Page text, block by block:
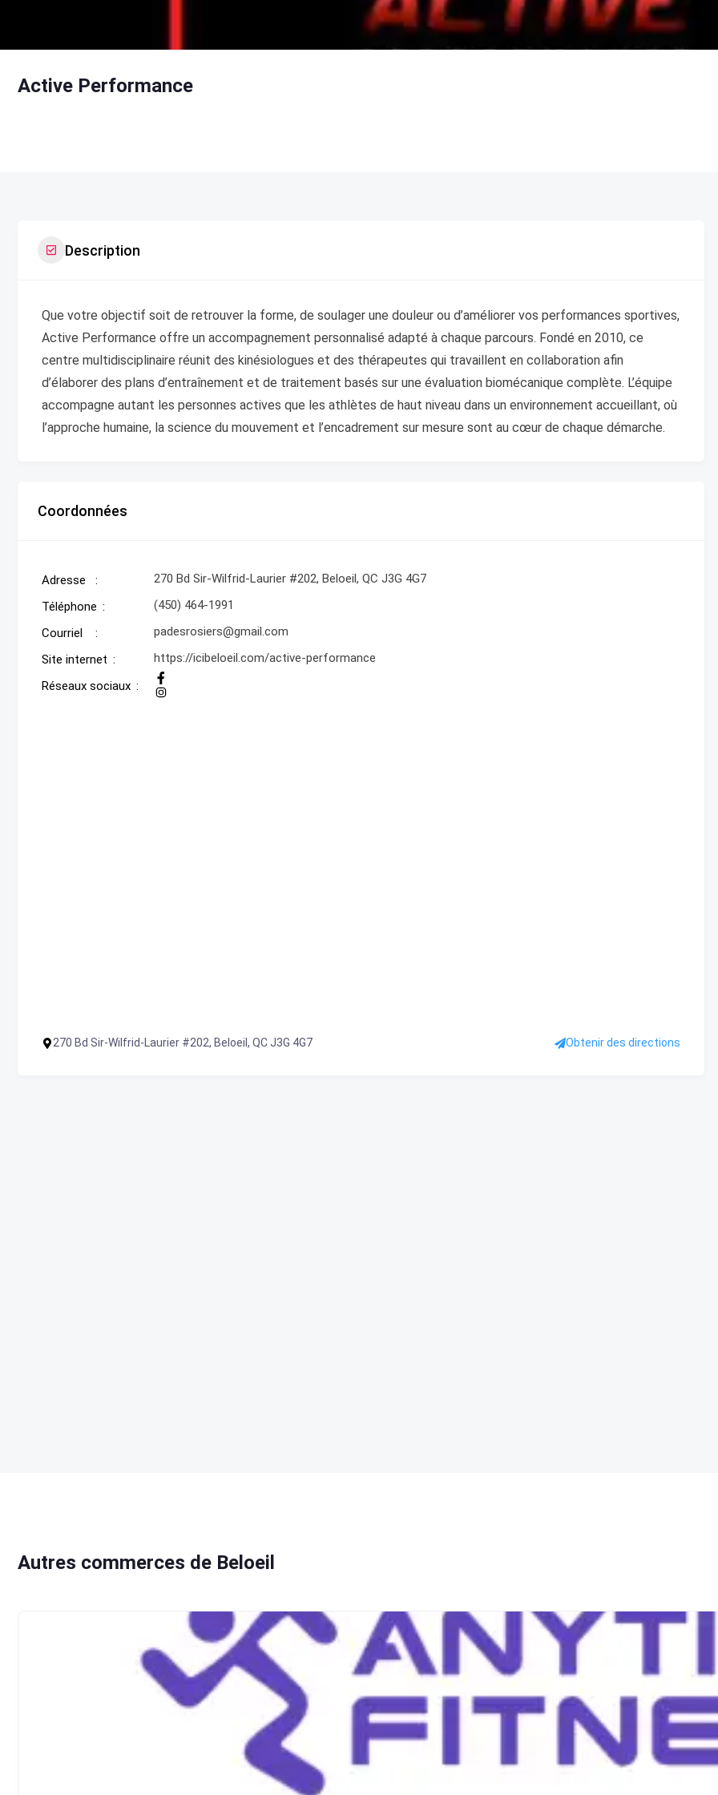
Active Performance
Description
Que votre objectif soit de retrouver la forme, de soulager une douleur ou d’améliorer vos performances sportives,
Active Performance offre un accompagnement personnalisé adapté à chaque parcours. Fondé en 2010, ce
centre multidisciplinaire réunit des kinésiologues et des thérapeutes qui travaillent en collaboration afin
d’élaborer des plans d’entraînement et de traitement basés sur une évaluation biomécanique complète. L’équipe
accompagne autant les personnes actives que les athlètes de haut niveau dans un environnement accueillant, où
l’approche humaine, la science du mouvement et l’encadrement sur mesure sont au cœur de chaque démarche.
Coordonnées
Adresse
270 Bd Sir-Wilfrid-Laurier #202, Beloeil, QC J3G 4G7
Téléphone
(450) 464-1991
Courriel
padesrosiers@gmail.com
Site internet
https://icibeloeil.com/active-performance
Réseaux sociaux
270 Bd Sir-Wilfrid-Laurier #202, Beloeil, QC J3G 4G7 Obtenir des directions
Autres commerces de Beloeil